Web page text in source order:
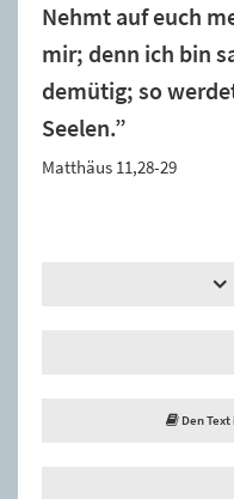
Nehmt auf euch
mir; denn ich bin
demütig; so
Seelen.”
Matthäus 11,28-29
Den